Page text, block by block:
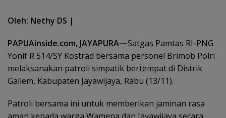
Oleh: Nethy DS |
PAPUAinside.com, JAYAPURA—Satgas Pamtas RI-PNG
Yonif R 514/SY Kostrad bersama personel Brimob Polri
melaksanakan patroli simpatik bertempat di Distrik
Galiem, Kabupaten Jayawijaya, Rabu (13/11).
Patroli bersama ini untuk memberikan jaminan rasa